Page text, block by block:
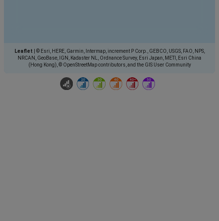
Leaflet
© Esri, HERE, Garmin, Intermap, increment P Corp., GEBCO, USGS, FAO, NPS,
NRCAN, GeoBase, IGN, Kadaster NL, Ordnance Survey, Esri Japan, METI, Esri China
(Hong Kong), © OpenStreetMap contributors, and the GIS User Community